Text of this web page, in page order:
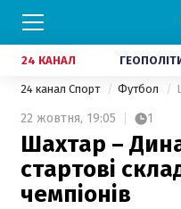
24 КАНАЛ
24 канал Спорт Футбол
22 жовтня, 19:05 1
Шахтар –
стартові
чемпіонів